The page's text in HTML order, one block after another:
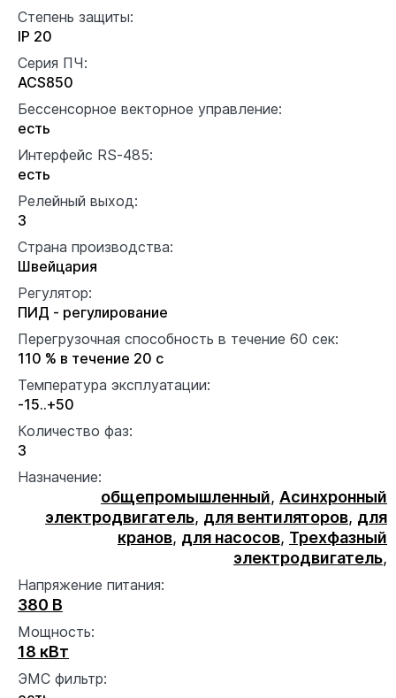
Степень защиты:
IP 20
Серия ПЧ:
ACS850
Бессенсорное векторное управление:
есть
Интерфейс RS-485:
есть
Релейный выход:
3
Страна производства:
Швейцария
Регулятор:
ПИД - регулирование
Перегрузочная способность в течение 60 сек:
110 % в течение 20 с
Температура эксплуатации:
-15..+50
Количество фаз:
3
Назначение:
общепромышленный, Асинхронный
электродвигатель, для вентиляторов, для
кранов, для насосов, Трехфазный
электродвигатель,
Напряжение питания:
380 В
Мощность:
18 кВт
ЭМС фильтр: